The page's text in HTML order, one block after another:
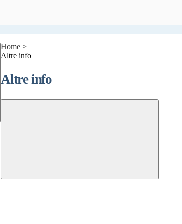
Home >
Altre info
Altre info